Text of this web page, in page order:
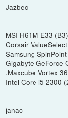
Jazbec
MSI H61M-E33
Corsair
Samsung
Gigabyte GeForce
.Maxcube Vortex
Intel Core i5 2300
janac